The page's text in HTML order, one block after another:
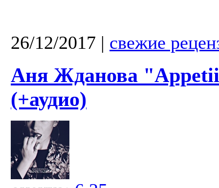
26/12/2017 | свежие
Аня Жданова
(+аудио)